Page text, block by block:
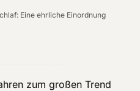
Eine ehrliche Einordnung
zum großen Trend